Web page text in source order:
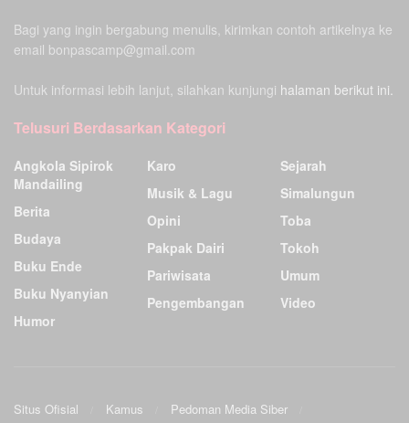
Bagi yang ingin bergabung menulis, kirimkan contoh artikelnya ke
email bonpascamp@gmail.com
Untuk informasi lebih lanjut, silahkan kunjungi halaman berikut ini.
Telusuri Berdasarkan Kategori
Angkola Sipirok
Mandailing
Berita
Budaya
Buku Ende
Buku Nyanyian
Humor
Karo
Musik & Lagu
Opini
Pakpak Dairi
Pariwisata
Pengembangan
Sejarah
Simalungun
Toba
Tokoh
Umum
Video
Situs Ofisial Kamus
Pedoman Media Siber